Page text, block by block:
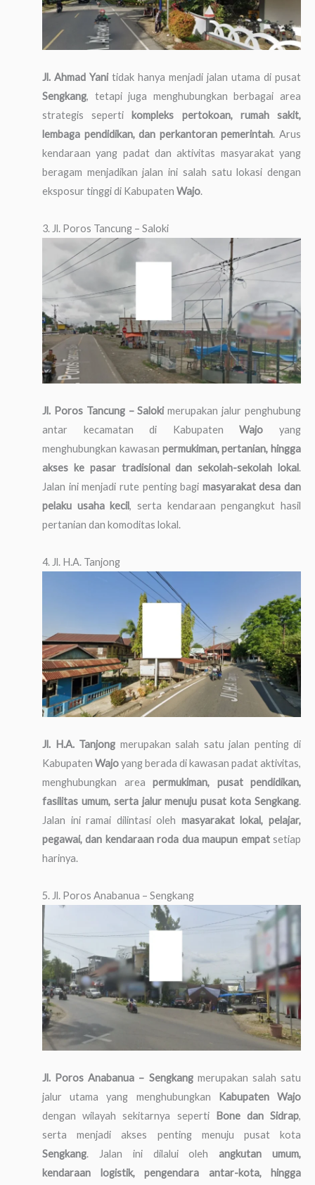
Jl. Ahmad Yanitidak hanya menjadi jalan utama di pusat
Sengkang, tetapi juga menghubungkan berbagai area
strategis seperti kompleks pertokoan, rumah sakit,
lembaga pendidikan, dan perkantoran pemerintah. Arus
kendaraan yang padat dan aktivitas masyarakat yang
beragam menjadikan jalan ini salah satu lokasi dengan
eksposur tinggi di Kabupaten Wajo.
3. Jl. Poros Tancung – Saloki
Jl. Poros Tancung – Salokimerupakan jalur penghubung
antar kecamatan di KabupatenWajo yang
menghubungkan kawasan permukiman, pertanian, hingga
akses ke pasar tradisional dan sekolah-sekolah lokal.
Jalan ini menjadi rute penting bagi masyarakat desa dan
pelaku usaha kecil, serta kendaraan pengangkut hasil
pertanian dan komoditas lokal.
4. Jl. H.A. Tanjong
Jl. H.A. Tanjong merupakan salah satu jalan penting di
Kabupaten Wajoyang berada di kawasan padat aktivitas,
menghubungkan area permukiman, pusat pendidikan,
fasilitas umum, serta jalur menuju pusat kota Sengkang.
Jalan ini ramai dilintasi oleh masyarakat lokal, pelajar,
pegawai, dan kendaraan roda dua maupun empatsetiap
harinya.
5. Jl. Poros Anabanua – Sengkang
Jl. Poros Anabanua – Sengkangmerupakan salah satu
jalur utama yang menghubungkan
Kabupaten Wajo
dengan wilayah sekitarnya seperti
Bone dan Sidrap,
serta menjadi akses penting menuju pusat kota
Sengkang. Jalan ini dilalui olehangkutan umum,
kendaraan logistik, pengendara antar-kota, hingga